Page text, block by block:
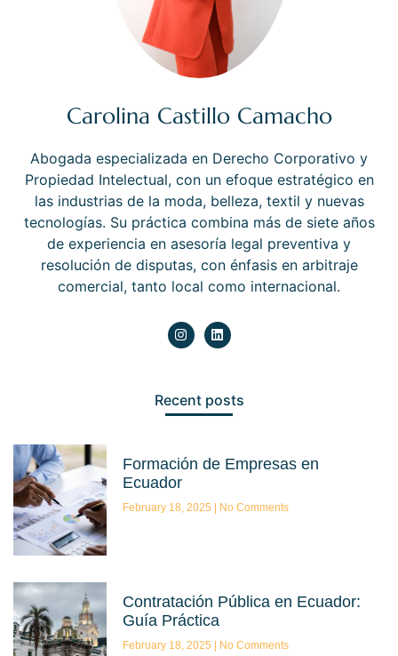
Carolina Castillo Camacho
Abogada especializada en Derecho Corporativo y
Propiedad Intelectual, con un efoque estratégico en
las industrias de la moda, belleza, textil y nuevas
tecnologías. Su práctica combina más de siete años
de experiencia en asesoría legal preventiva y
resolución de disputas, con énfasis en arbitraje
comercial, tanto local como internacional.
Recent posts
Formación de Empresas en
Ecuador
February 18, 2025 No Comments
Contratación Pública en Ecuador:
Guía Práctica
February 18, 2025 No Comments